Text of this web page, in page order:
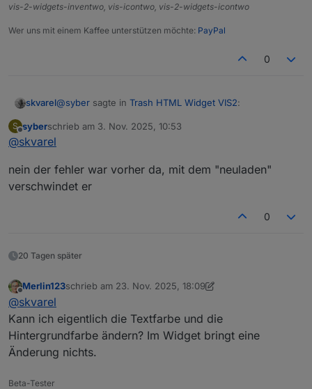
vis-2-widgets-inventwo, vis-icontwo, vis-2-widgets-icontwo
Wer uns mit einem Kaffee unterstützen möchte: PayPal
0
skvarel@syber sagte in Trash HTML Widget VIS2:
hier triggere ich
Da steh extra 'Finger weg ' ... es kann sein, dass der
Fehler durch deine Änderung kommt. Da kann ich so
leider nicht helfen.
S
Offline
syberschrieb am 3. Nov. 2025, 10:53
zuletzt editiert von
@skvarel
nein der fehler war vorher da, mit dem "neuladen"
verschwindet er
0
20 Tagen später
Offline
Merlin123schrieb am 23. Nov. 2025, 18:09
zuletzt editiert von Merlin123
@skvarel
Kann ich eigentlich die Textfarbe und die
Hintergrundfarbe ändern? Im Widget bringt eine
Änderung nichts.
Beta-Tester